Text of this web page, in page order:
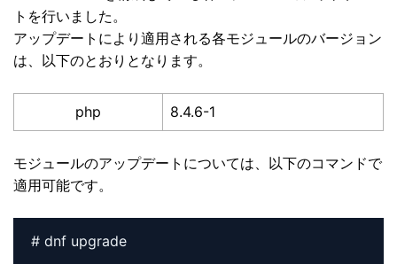
トを行いました。
アップデートにより適用される各モジュールのバージョン
は、以下のとおりとなります。
php 8.4.6-1
モジュールのアップデートについては、以下のコマンドで
適用可能です。
# dnf upgrade